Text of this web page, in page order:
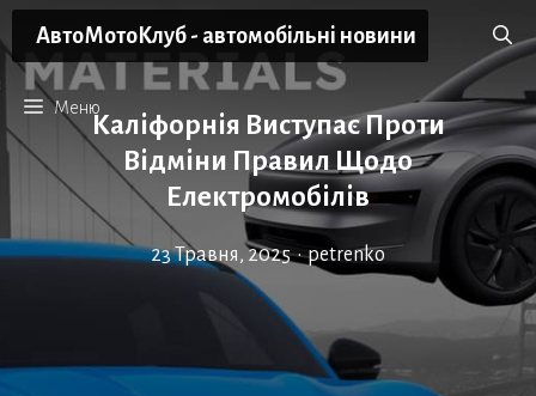
Перейти
до
вмісту
АвтоМотоКлуб - автомобільні новини
Меню
Каліфорнія Виступає Проти
Відміни Правил Щодо
Електромобілів
23 Травня, 2025 • petrenko